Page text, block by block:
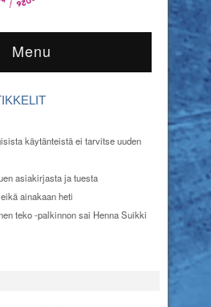
Menu
käytänteistä ei tarvitse uuden
asiakirjasta ja tuesta
ainakaan heti
teko -palkinnon sai Henna Suikki